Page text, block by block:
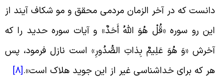
که در آخر الزمان مردمى محقق و مو شکاف آیند از
رو سوره «قُلْ هُوَ اللَّهُ أَحَدٌ» و آیات سوره حدید را که
«وَ هُوَ عَلِیمٌ‏ بِذاتِ الصُّدُورِ» است نازل فرمود، پس
که براى خداشناسى غیر از این جوید هلاک است».
[8]